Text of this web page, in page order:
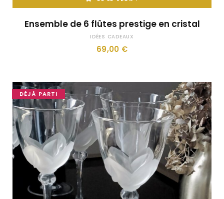
Ensemble de 6 flûtes prestige en cristal
IDÉES CADEAUX
69,00 €
DÉJÀ PARTI